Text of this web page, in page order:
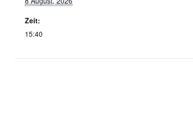
Zeit:
15:40